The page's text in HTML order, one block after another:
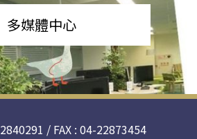
多媒體中心
/ FAX : 04-22873454